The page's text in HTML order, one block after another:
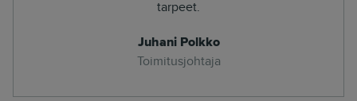
tarpeet.
Juhani Polkko
Toimitusjohtaja